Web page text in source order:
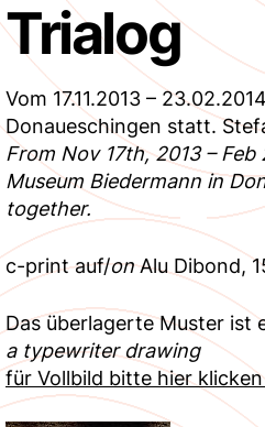
Trialog
Vom 17.11.2013 –
Donaueschingen statt.
From Nov 17th, 2013 –
Museum Biedermann in
together.
c-print auf/onAlu Dibond,
Das überlagerte Muster ist
a typewriter drawing
für Vollbild bitte hier